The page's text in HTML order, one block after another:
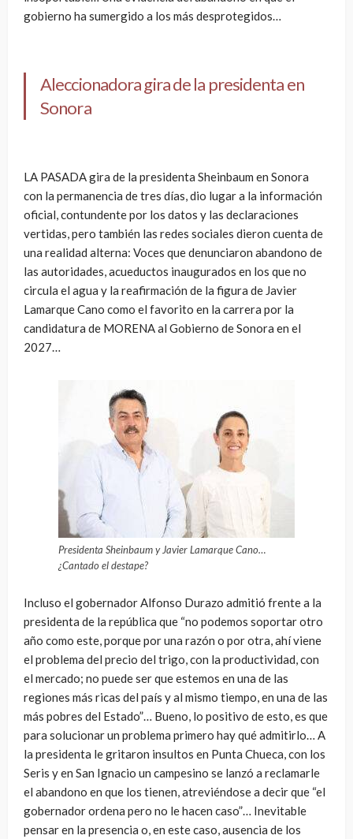
gobierno ha sumergido a los más desprotegidos…
Aleccionadora gira de la presidenta en
Sonora
LA PASADA gira de la presidenta Sheinbaum en Sonora
con la permanencia de tres días, dio lugar a la información
oficial, contundente por los datos y las declaraciones
vertidas, pero también las redes sociales dieron cuenta de
una realidad alterna: Voces que denunciaron abandono de
las autoridades, acueductos inaugurados en los que no
circula el agua y la reafirmación de la figura de Javier
Lamarque Cano como el favorito en la carrera por la
candidatura de MORENA al Gobierno de Sonora en el
2027…
Presidenta Sheinbaum y Javier Lamarque Cano…
¿Cantado el destape?
Incluso el gobernador Alfonso Durazo admitió frente a la
presidenta de la república que “no podemos soportar otro
año como este, porque por una razón o por otra, ahí viene
el problema del precio del trigo, con la productividad, con
el mercado; no puede ser que estemos en una de las
regiones más ricas del país y al mismo tiempo, en una de las
más pobres del Estado”… Bueno, lo positivo de esto, es que
para solucionar un problema primero hay qué admitirlo… A
la presidenta le gritaron insultos en Punta Chueca, con los
Seris y en San Ignacio un campesino se lanzó a reclamarle
el abandono en que los tienen, atreviéndose a decir que “el
gobernador ordena pero no le hacen caso”… Inevitable
pensar en la presencia o, en este caso, ausencia de los